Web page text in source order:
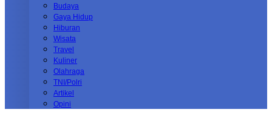
Budaya
Gaya Hidup
Hiburan
Wisata
Travel
Kuliner
Olahraga
TNI/Polri
Artikel
Opini